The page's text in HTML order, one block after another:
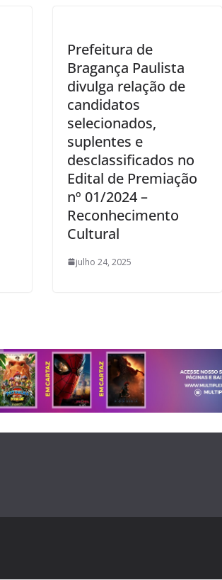
Prefeitura de
Bragança Paulista
divulga relação de
candidatos
selecionados,
suplentes e
desclassificados no
Edital de Premiação
nº 01/2024 –
Reconhecimento
Cultural
julho 24, 2025